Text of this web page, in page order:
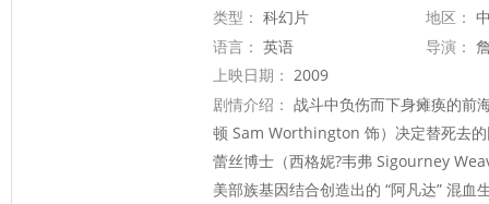
类型： 科幻片 地区：
语言： 英语 导演：
上映日期： 2009
剧情介绍： 战斗中负伤而下身瘫痪的前
顿 Sam Worthington 饰）决定替死去
蕾丝博士（西格妮?韦弗 Sigourney
美部族基因结合创造出的 “阿凡达” 混血